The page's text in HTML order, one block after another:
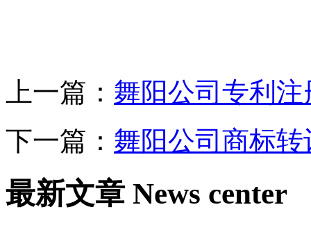
上一篇： 舞阳公司专利
下一篇： 舞阳公司商标
最新文章 News center